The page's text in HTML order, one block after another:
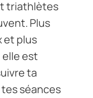
triathlètes
Plus
et plus
est
ta
séances